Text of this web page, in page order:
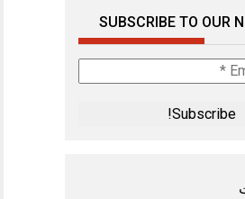
SUBSCRIBE TO OUR